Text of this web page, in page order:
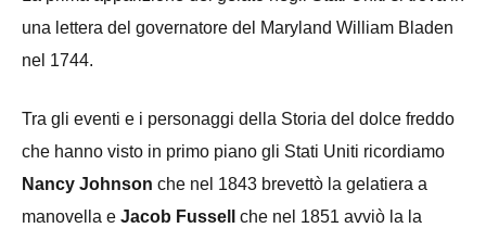
una lettera del governatore del Maryland William Bladen
nel 1744.
Tra gli eventi e i personaggi della Storia del dolce freddo
che hanno visto in primo piano gli Stati Uniti ricordiamo
Nancy Johnson che nel 1843 brevettò la gelatiera a
manovella e Jacob Fussell
che nel 1851 avviò la la